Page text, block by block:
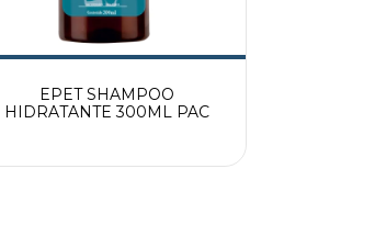
EPET SHAMPOO
HIDRATANTE 300ML PAC